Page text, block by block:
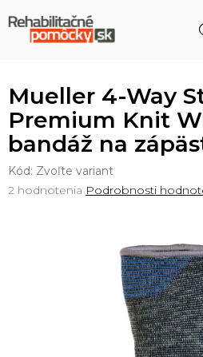
na
obsah
Mueller 4-Way
Premium Knit
bandáž na
Kód: Zvoľte variant
Priemerné
2 hodnotenia Podrobnosti